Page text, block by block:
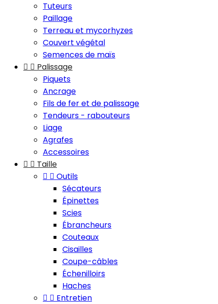
Tuteurs
Paillage
Terreau et mycorhyzes
Couvert végétal
Semences de maïs
  Palissage
Piquets
Ancrage
Fils de fer et de palissage
Tendeurs - rabouteurs
Liage
Agrafes
Accessoires
  Taille
  Outils
Sécateurs
Épinettes
Scies
Ébrancheurs
Couteaux
Cisailles
Coupe-câbles
Échenilloirs
Haches
  Entretien